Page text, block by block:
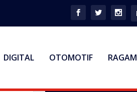
DIGITAL OTOMOTIF RAGAM